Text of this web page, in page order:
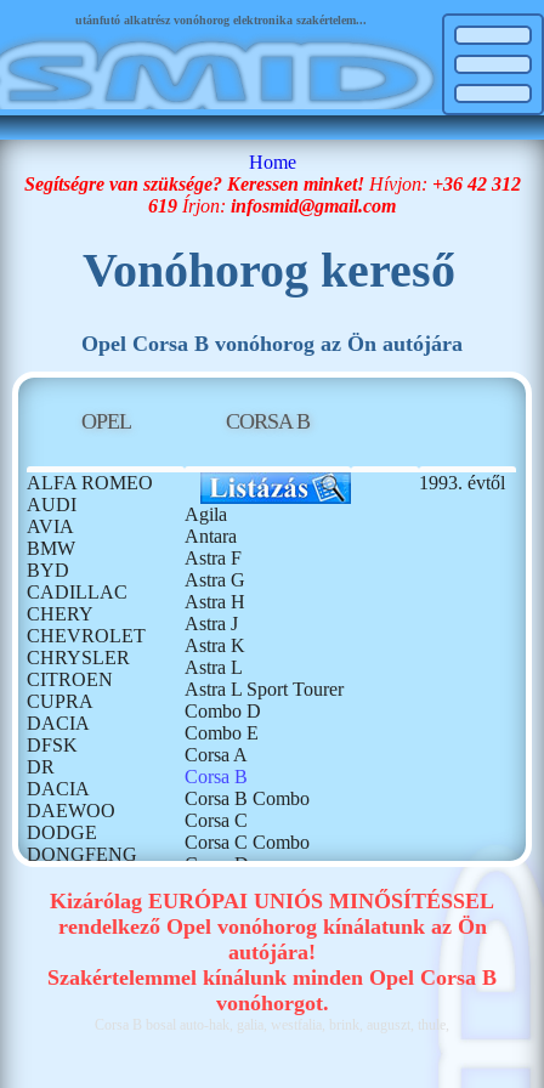
utánfutó alkatrész vonóhorog elektronika szakértelem...
Home
Segítségre van szüksége? Keressen minket! Hívjon: +36 42 312
619 Írjon: infosmid@gmail.com
Vonóhorog kereső
Opel Corsa B vonóhorog az Ön autójára
OPEL CORSA B
ALFA ROMEO
AUDI
AVIA
BMW
BYD
CADILLAC
CHERY
CHEVROLET
CHRYSLER
CITROEN
CUPRA
DACIA
DFSK
DR
DACIA
DAEWOO
DODGE
DONGFENG
FORD
GONOW
HUMMER
Agila
Antara
Astra F
Astra G
Astra H
Astra J
Astra K
Astra L
Astra L Sport Tourer
Combo D
Combo E
Corsa A
Corsa B
Corsa B Combo
Corsa C
Corsa C Combo
Corsa D
Corsa E
Corsa F
Crossland X
Frontera
Grandland
Grandland X
Insignia
1993. évtől
Kizárólag EURÓPAI UNIÓS MINŐSÍTÉSSEL
rendelkező Opel vonóhorog kínálatunk az Ön
autójára!
Szakértelemmel kínálunk minden Opel Corsa B
vonóhorgot.
Corsa B bosal auto-hak, galia, westfalia, brink, auguszt, thule,